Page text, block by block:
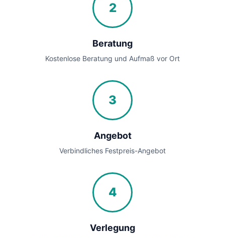
2
Beratung
Kostenlose Beratung und Aufmaß vor Ort
3
Angebot
Verbindliches Festpreis-Angebot
4
Verlegung